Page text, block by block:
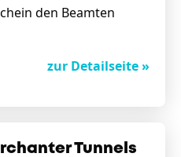
den Beamten
zur Detailseite »
Tunnels